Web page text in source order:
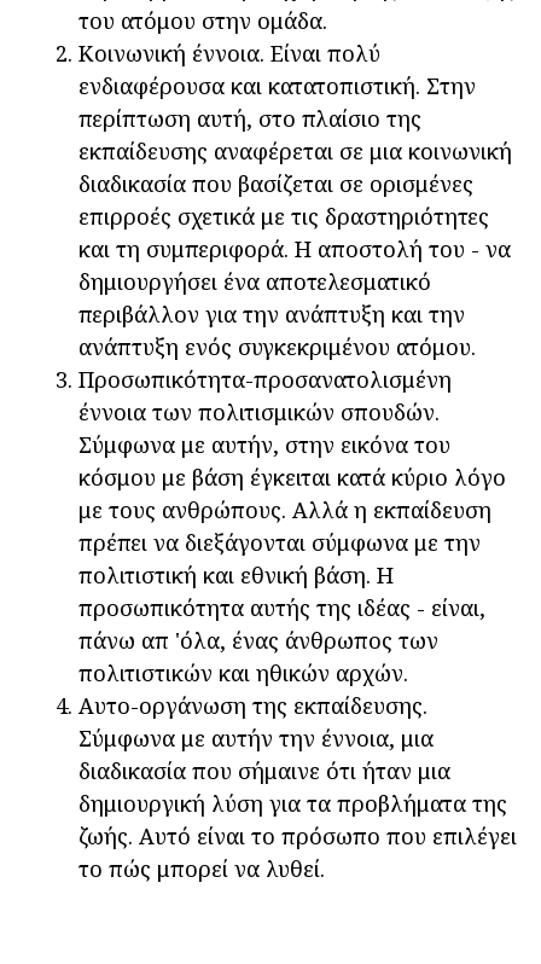
του ατόμου στην ομάδα.
Κοινωνική έννοια. Είναι πολύ
ενδιαφέρουσα και κατατοπιστική. Στην
περίπτωση αυτή, στο πλαίσιο της
εκπαίδευσης αναφέρεται σε μια κοινωνική
διαδικασία που βασίζεται σε ορισμένες
επιρροές σχετικά με τις δραστηριότητες
και τη συμπεριφορά. Η αποστολή του - να
δημιουργήσει ένα αποτελεσματικό
περιβάλλον για την ανάπτυξη και την
ανάπτυξη ενός συγκεκριμένου ατόμου.
Προσωπικότητα-προσανατολισμένη
έννοια των πολιτισμικών σπουδών.
Σύμφωνα με αυτήν, στην εικόνα του
κόσμου με βάση έγκειται κατά κύριο λόγο
με τους ανθρώπους. Αλλά η εκπαίδευση
πρέπει να διεξάγονται σύμφωνα με την
πολιτιστική και εθνική βάση. Η
προσωπικότητα αυτής της ιδέας - είναι,
πάνω απ 'όλα, ένας άνθρωπος των
πολιτιστικών και ηθικών αρχών.
Αυτο-οργάνωση της εκπαίδευσης.
Σύμφωνα με αυτήν την έννοια, μια
διαδικασία που σήμαινε ότι ήταν μια
δημιουργική λύση για τα προβλήματα της
ζωής. Αυτό είναι το πρόσωπο που επιλέγει
το πώς μπορεί να λυθεί.